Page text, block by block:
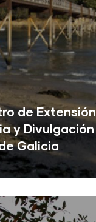
de Extensión
y Divulgación
Galicia